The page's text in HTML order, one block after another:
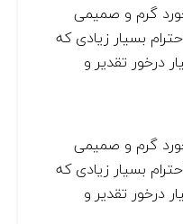
گرم و صمیمی
بسیار زیادی که
درخور تقدیر و
گرم و صمیمی
بسیار زیادی که
درخور تقدیر و